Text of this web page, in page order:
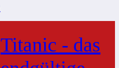
Titanic - das